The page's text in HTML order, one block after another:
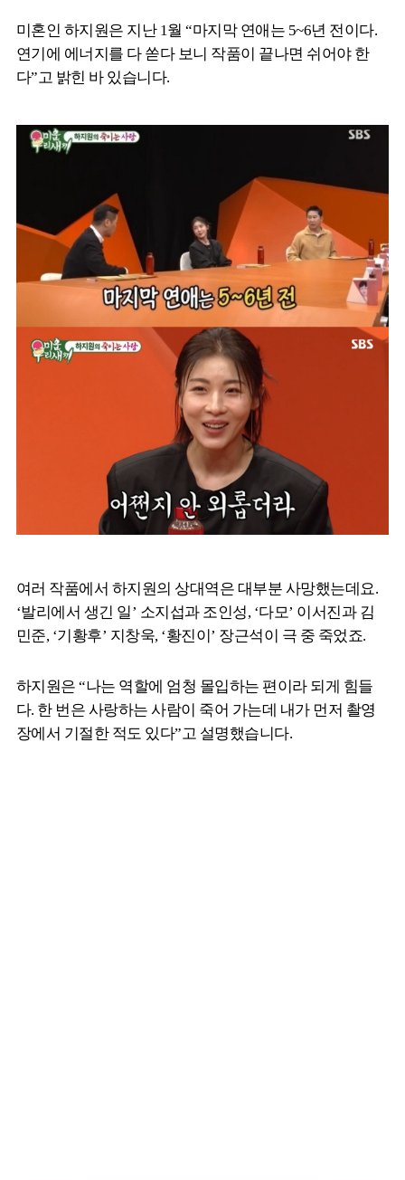
미혼인 하지원은 지난 1월 “마지막 연애는 5~6년 전이다.
연기에 에너지를 다 쏟다 보니 작품이 끝나면 쉬어야 한
다”고 밝힌 바 있습니다.
여러 작품에서 하지원의 상대역은 대부분 사망했는데요.
‘발리에서 생긴 일’ 소지섭과 조인성, ‘다모’ 이서진과 김
민준, ‘기황후’ 지창욱, ‘황진이’ 장근석이 극 중 죽었죠.
하지원은 “나는 역할에 엄청 몰입하는 편이라 되게 힘들
다. 한 번은 사랑하는 사람이 죽어 가는데 내가 먼저 촬영
장에서 기절한 적도 있다”고 설명했습니다.